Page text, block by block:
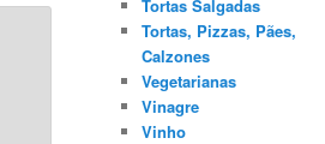
Tortas Salgadas
Tortas, Pizzas, Pães,
Calzones
Vegetarianas
Vinagre
Vinho